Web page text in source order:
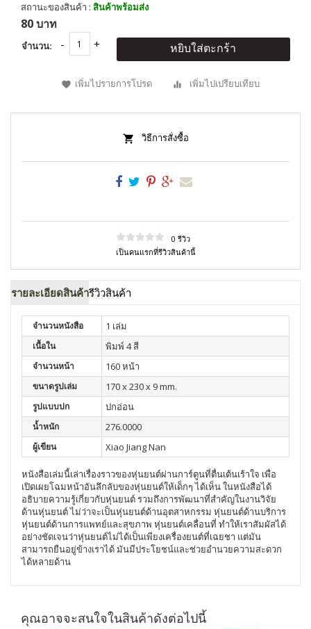
สถานะของสินค้า : สินค้าพร้อมส่ง
80 บาท
จำนวน: หยิบใส่ตะกร้า
เพิ่มไปรายการโปรด เพิ่มไปเปรียบเทียบ
วิธีการสั่งซื้อ
0 รีวิว
เป็นคนแรกที่รีวิวสินค้านี้
รายละเอียดสินค้ารีวิวสินค้า
จำนวนหนังสือ 1 เล่ม
เนื้อใน พิมพ์ 4 สี
จำนวนหน้า 160 หน้า
ขนาดรูปเล่ม 170 x 230 x 9 mm.
รูปแบบปก ปกอ่อน
น้ำหนัก 276.0000
ผู้เขียน Xiao Jiang Nan
หนังสือเล่มนี้เล่าเรื่องราวของหุ่นยนต์ผ่านการ์ตูนที่ตื่นเต้นเร้าใจ เพื่อ
เปิดเผยโฉมหน้าอันลึกลับของหุ่นยนต์ให้เด็กๆ ได้เห็น ในหนังสือได้
อธิบายความรู้เกี่ยวกับหุ่นยนต์ รวมถึงการพัฒนาที่สำคัญในงานวิจัย
ด้านหุ่นยนต์ ไม่ว่าจะเป็นหุ่นยนต์ด้านอุตสาหกรรม หุ่นยนต์ด้านบริการ
หุ่นยนต์ด้านการแพทย์และสุขภาพ หุ่นยนต์เคลื่อนที่ ทำให้เราสัมผัสได้
อย่างชัดเจนว่าหุ่นยนต์ไม่ได้เป็นเพียงเครื่องยนต์ที่เฉยชา แต่มัน
สามารถยืนอยู่ข้างเราได้ มันมีประโยชน์และช่วยอำนวยความสะดวก
ได้หลายด้าน
คุณอาจจะสนใจในสินค้าดังต่อไปนี้